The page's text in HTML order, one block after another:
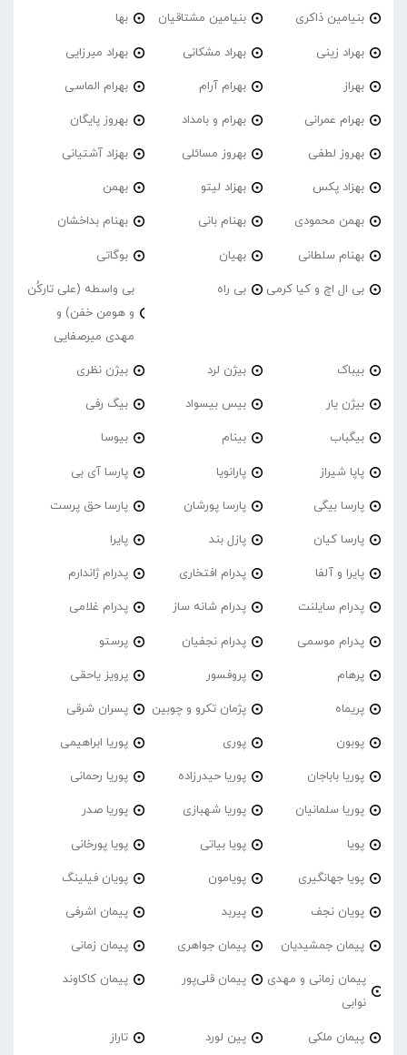
بنیامین ذاکری بنیامین مشتاقیان بها
بهراد زینی بهراد مشکانی بهراد میرزایی
بهراز بهرام آرام بهرام الماسی
بهرام عمرانی بهرام و بامداد بهروز پایگان
بهروز لطفی بهروز مسائلی بهزاد آشتیانی
بهزاد پکس بهزاد لیتو بهمن
بهمن محمودی بهنام بانی بهنام بداخشان
بهنام سلطانی بهیان بوگاتی
بی ال اچ و کیا کرمی بی راه
بی واسطه (علی تارکُن
و هومن خفن) و
مهدی میرصفایی
بیباک بیژن لرد بیژن نظری
بیژن یار بیس بیسواد بیگ رفی
بیگباب بینام بیوسا
پاپا شیراز پارانویا پارسا آی بی
پارسا بیگی پارسا پورشان پارسا حق پرست
پارسا کیان پازل بند پایرا
پایرا و آلفا پدرام افتخاری پدرام ژاندارم
پدرام‌ سایلنت پدرام شانه ساز پدرام غلامی
پدرام موسمی پدرام نجفیان پرستو
پرهام پروفسور پرویز یاحقی
پریماه پژمان تکرو و چوبین پسران شرقی
پوبون پوری پوریا ابراهیمی
پوریا باباجان پوریا حیدرزاده پوریا رحمانی
پوریا سلمانیان پوریا شهبازی پوریا صدر
پویا پویا بیاتی پویا پورخانی
پویا جهانگیری پویامون پویان فیلینگ
پویان نجف پیربد پیمان اشرفی
پیمان جمشیدیان پیمان جواهری پیمان زمانی
پیمان زمانی و مهدی
نوابی
پیمان قلی‌پور پیمان کاکاوند
پیمان ملکی پین لورد تاراز